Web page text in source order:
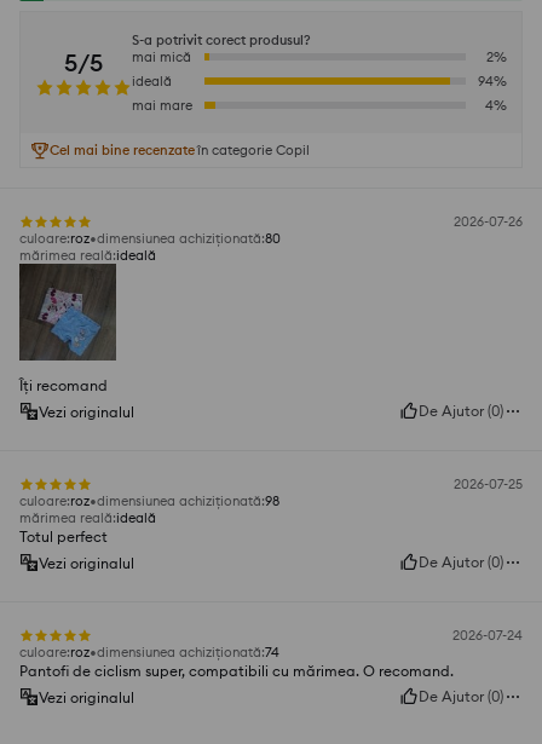
5/5
S-a potrivit corect produsul?
mai mică
2%
ideală
94%
mai mare
4%
Cel mai bine recenzateîn categorie Copil
2026-07-26
culoare:roz dimensiunea achiziționată:80
mărimea reală:ideală
Îți recomand
Vezi originalul
De Ajutor (0)
2026-07-25
culoare:roz dimensiunea achiziționată:98
mărimea reală:ideală
Totul perfect
Vezi originalul
De Ajutor (0)
2026-07-24
culoare:roz dimensiunea achiziționată:74
Pantofi de ciclism super, compatibili cu mărimea. O recomand.
Vezi originalul
De Ajutor (0)